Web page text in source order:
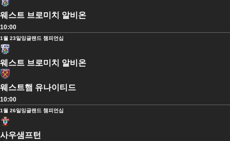
웨스트 브로미치 알비온
10:00
1월 23일잉글랜드 챔피언십
웨스트 브로미치 알비온
웨스트햄 유나이티드
10:00
1월 26일잉글랜드 챔피언십
사우샘프턴